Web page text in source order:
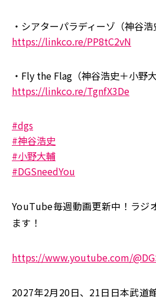
・シアターパラディーゾ（神谷浩
https://linkco.re/PP8tC2vN
・Fly the Flag（神谷浩史＋小野大
https://linkco.re/TgnfX3De
#dgs
#神谷浩史
#小野大輔
#DGSneedYou
YouTube毎週動画更新中！ラジ
ます！
https://www.youtube.com/
2027年2月20日、21日日本武道